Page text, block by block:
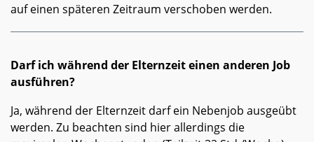
auf einen späteren Zeitraum verschoben werden.
Darf ich während der Elternzeit einen anderen Job
ausführen?
Ja, während der Elternzeit darf ein Nebenjob ausgeübt
werden. Zu beachten sind hier allerdings die